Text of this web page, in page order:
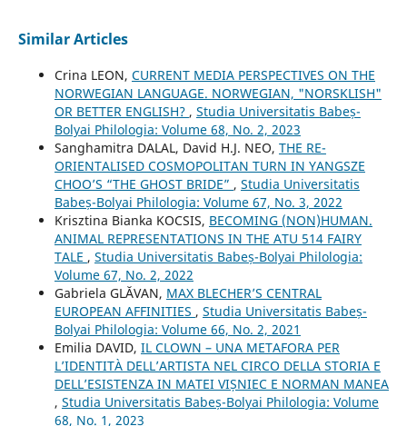
Similar Articles
Crina LEON, CURRENT MEDIA PERSPECTIVES ON THE
NORWEGIAN LANGUAGE. NORWEGIAN, "NORSKLISH"
OR BETTER ENGLISH? , Studia Universitatis Babeș-
Bolyai Philologia: Volume 68, No. 2, 2023
Sanghamitra DALAL, David H.J. NEO, THE RE-
ORIENTALISED COSMOPOLITAN TURN IN YANGSZE
CHOO’S “THE GHOST BRIDE” , Studia Universitatis
Babeș-Bolyai Philologia: Volume 67, No. 3, 2022
Krisztina Bianka KOCSIS, BECOMING (NON)HUMAN.
ANIMAL REPRESENTATIONS IN THE ATU 514 FAIRY
TALE , Studia Universitatis Babeș-Bolyai Philologia:
Volume 67, No. 2, 2022
Gabriela GLĂVAN, MAX BLECHER’S CENTRAL
EUROPEAN AFFINITIES , Studia Universitatis Babeș-
Bolyai Philologia: Volume 66, No. 2, 2021
Emilia DAVID, IL CLOWN – UNA METAFORA PER
L’IDENTITÀ DELL’ARTISTA NEL CIRCO DELLA STORIA E
DELL’ESISTENZA IN MATEI VIȘNIEC E NORMAN MANEA
, Studia Universitatis Babeș-Bolyai Philologia: Volume
68, No. 1, 2023